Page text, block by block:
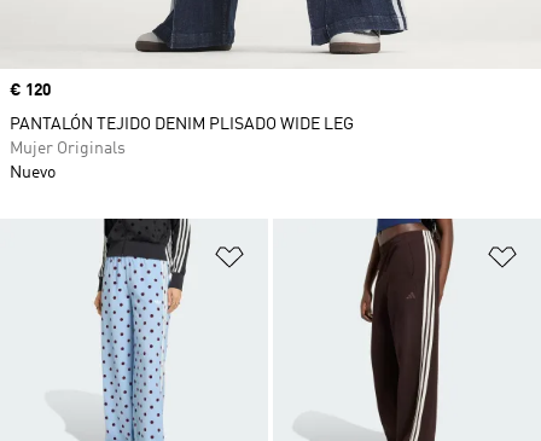
Añadir a la lista de deseos
Precio
€ 120
PANTALÓN TEJIDO DENIM PLISADO WIDE LEG
Mujer Originals
Nuevo